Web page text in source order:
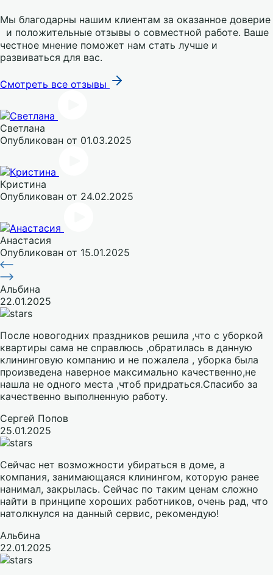
Мы благодарны нашим клиентам за оказанное доверие
и положительные отзывы о совместной работе. Ваше
честное мнение поможет нам стать лучше и
развиваться для вас.
Смотреть все отзывы
Светлана
Опубликован от 01.03.2025
Кристина
Опубликован от 24.02.2025
Анастасия
Опубликован от 15.01.2025
Альбина
22.01.2025
После новогодних праздников решила ,что с уборкой
квартиры сама не справлюсь ,обратилась в данную
клининговую компанию и не пожалела , уборка была
произведена наверное максимально качественно,не
нашла не одного места ,чтоб придраться.Спасибо за
качественно выполненную работу.
Сергей Попов
25.01.2025
Сейчас нет возможности убираться в доме, а
компания, занимающаяся клинингом, которую ранее
нанимал, закрылась. Сейчас по таким ценам сложно
найти в принципе хороших работников, очень рад, что
натолкнулся на данный сервис, рекомендую!
Альбина
22.01.2025